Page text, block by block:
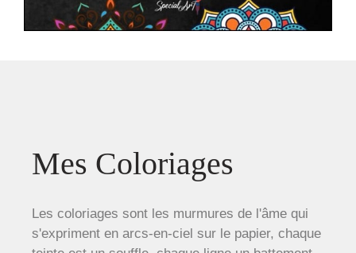
Mes Coloriages
Les coloriages sont les murmures de l'âme qui
s'expriment en arcs-en-ciel sur le papier, chaque